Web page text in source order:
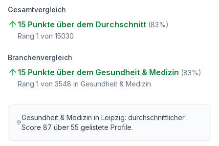
Gesamtvergleich
15 Punkte über dem Durchschnitt (83%)
Rang 1 von 15030
Branchenvergleich
15 Punkte über dem Gesundheit & Medizin (83%)
Rang 1 von 3548 in Gesundheit & Medizin
Gesundheit & Medizin in Leipzig: durchschnittlicher
Score 87 über 55 gelistete Profile.